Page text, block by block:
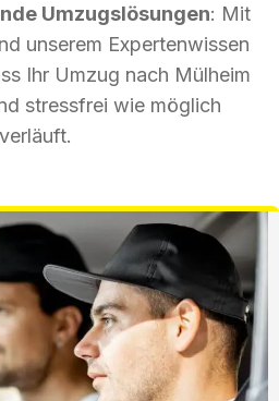
Umzugslösungen: Mit
unserem Expertenwissen
Ihr Umzug nach Mülheim
stressfrei wie möglich
verläuft.